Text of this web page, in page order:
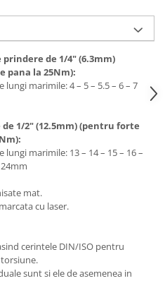
de 1/4" (6.3mm)
pana la 25Nm):
marimile: 4 – 5 – 5.5 – 6 – 7
1/2" (12.5mm) (pentru forte
marimile: 13 – 14 – 15 – 16 –
24mm
mat.
cu laser.
cerintele DIN/ISO pentru
sunt si ele de asemenea in